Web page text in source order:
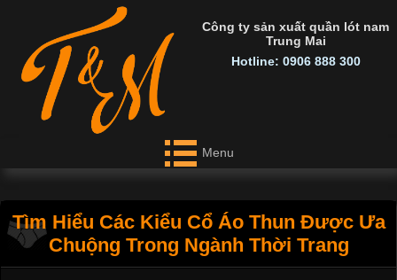
Công ty sản xuất quần lót nam
Trung Mai
Hotline: 0906 888 300
Menu
Tìm Hiểu Các Kiểu Cổ Áo Thun Được Ưa
Chuộng Trong Ngành Thời Trang